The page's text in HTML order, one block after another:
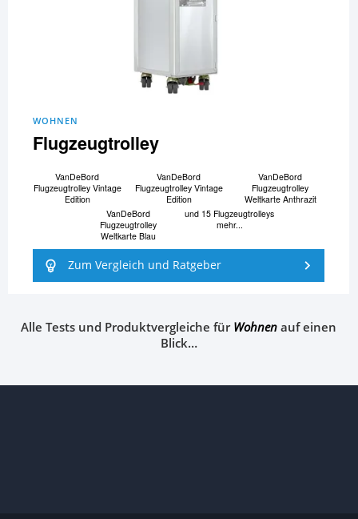
WOHNEN
Flugzeugtrolley
VanDeBord
Flugzeugtrolley Vintage
Edition
VanDeBord
Flugzeugtrolley Vintage
Edition
VanDeBord
Flugzeugtrolley
Weltkarte Anthrazit
VanDeBord
Flugzeugtrolley
Weltkarte Blau
und 15 Flugzeugtrolleys
mehr...
Zum Vergleich und Ratgeber
Alle Tests und Produktvergleiche fürWohnenauf einen
Blick…